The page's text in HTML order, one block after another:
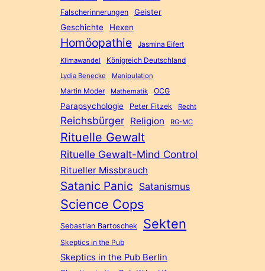
Falscherinnerungen
Geister
Geschichte
Hexen
Homöopathie Jasmina Eifert
Klimawandel Königreich Deutschland
Lydia Benecke Manipulation
Martin Moder Mathematik OCG
Parapsychologie Peter Fitzek Recht
Reichsbürger Religion RG-MC
Rituelle Gewalt
Rituelle Gewalt-Mind Control
Ritueller Missbrauch
Satanic Panic Satanismus
Science Cops
Sebastian Bartoschek Sekten
Skeptics in the Pub
Skeptics in the Pub Berlin